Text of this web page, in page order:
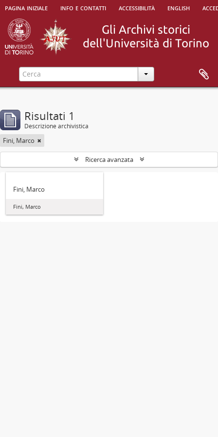
pagina iniziale info e contatti accessibilità english
Risultati 1
Descrizione archivistica
Fini, Marco
Ricerca avanzata
Fini, Marco
Fini, Marco